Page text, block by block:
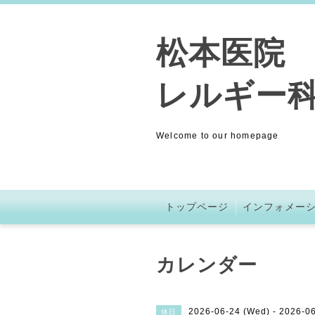
松本医院
レルギー
Welcome to our homepage
トップページ インフォメー
カレンダー
休日 2026-06-24 (Wed) - 2026-